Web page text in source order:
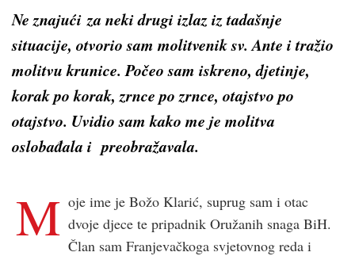
Ne znajući za neki drugi izlaz iz tadašnje
situacije, otvorio sam molitvenik sv. Ante i tražio
molitvu krunice. Počeo sam iskreno, djetinje,
korak po korak, zrnce po zrnce, otajstvo po
otajstvo. Uvidio sam kako me je molitva
oslobađala i preobražavala.
M oje ime je Božo Klarić, suprug sam i otac
dvoje djece te pripadnik Oružanih snaga BiH.
Član sam Franjevačkoga svjetovnog reda i